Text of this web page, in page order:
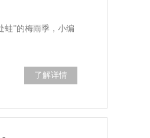
蛙”的梅雨季，小编
了解详情